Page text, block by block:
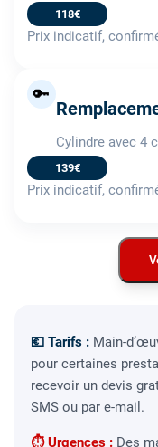
118€
Prix indicatif,
🔑
Cylindre avec 4
139€
Prix indicatif,
💶 Tarifs : Main-
pour certaines
recevoir un devis
SMS ou par e-mail.
⏱ Urgences : Des